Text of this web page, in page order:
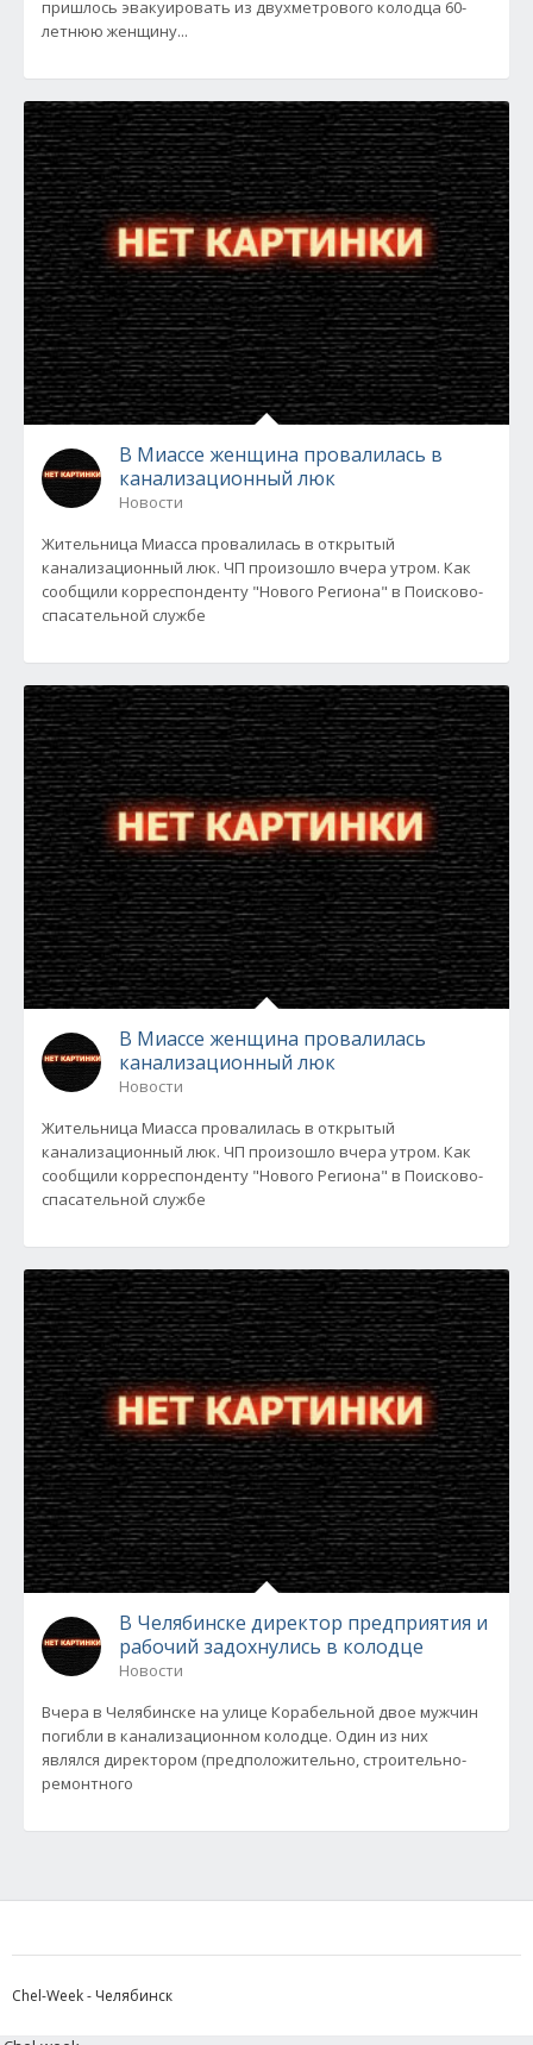
пришлось эвакуировать из двухметрового колодца 60-
летнюю женщину...
В Миассе женщина провалилась в
канализационный люк
Новости
Жительница Миасса провалилась в открытый
канализационный люк. ЧП произошло вчера утром. Как
сообщили корреспонденту "Нового Региона" в Поисково-
спасательной службе
В Миассе женщина провалилась
канализационный люк
Новости
Жительница Миасса провалилась в открытый
канализационный люк. ЧП произошло вчера утром. Как
сообщили корреспонденту "Нового Региона" в Поисково-
спасательной службе
В Челябинске директор предприятия и
рабочий задохнулись в колодце
Новости
Вчера в Челябинске на улице Корабельной двое мужчин
погибли в канализационном колодце. Один из них
являлся директором (предположительно, строительно-
ремонтного
Chel-Week - Челябинск